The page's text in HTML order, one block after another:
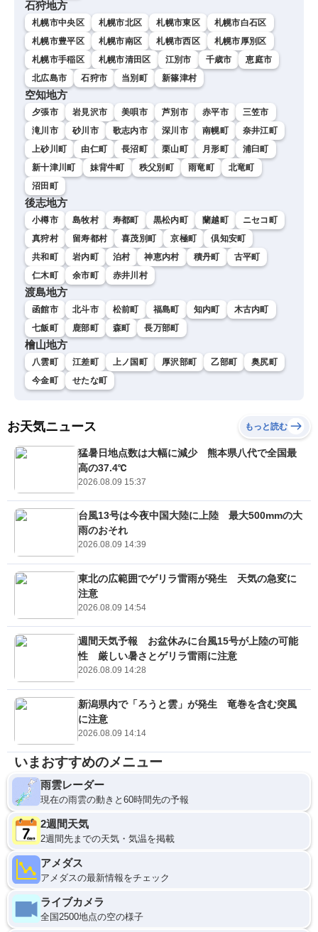
石狩地方
札幌市中央区 札幌市北区 札幌市東区
札幌市白石区
札幌市豊平区
札幌市南区 札幌市西区
札幌市厚別区
札幌市手稲区
札幌市清田区 江別市 千歳市
恵庭市
北広島市
石狩市 当別町 新篠津村
空知地方
夕張市 岩見沢市 美唄市 芦別市 赤平市
三笠市
滝川市
砂川市 歌志内市 深川市 南幌町
奈井江町
上砂川町
由仁町 長沼町 栗山町 月形町
浦臼町
新十津川町
妹背牛町 秩父別町 雨竜町
北竜町
沼田町
後志地方
小樽市 島牧村 寿都町 黒松内町 蘭越町
ニセコ町
真狩村
留寿都村 喜茂別町 京極町
倶知安町
共和町
岩内町 泊村 神恵内村 積丹町
古平町
仁木町
余市町 赤井川村
渡島地方
函館市 北斗市 松前町 福島町 知内町
木古内町
七飯町
鹿部町 森町 長万部町
檜山地方
八雲町 江差町 上ノ国町 厚沢部町 乙部町
奥尻町
今金町
せたな町
お天気ニュース もっと読む
猛暑日地点数は大幅に減少 熊本県八代で全国最
高の37.4℃
2026.08.09 15:37
台風13号は今夜中国大陸に上陸 最大500mmの大
雨のおそれ
2026.08.09 14:39
東北の広範囲でゲリラ雷雨が発生 天気の急変に
注意
2026.08.09 14:54
週間天気予報 お盆休みに台風15号が上陸の可能
性 厳しい暑さとゲリラ雷雨に注意
2026.08.09 14:28
新潟県内で「ろうと雲」が発生 竜巻を含む突風
に注意
2026.08.09 14:14
いまおすすめのメニュー
雨雲レーダー
現在の雨雲の動きと60時間先の予報
2週間天気
2週間先までの天気・気温を掲載
アメダス
アメダスの最新情報をチェック
ライブカメラ
全国2500地点の空の様子